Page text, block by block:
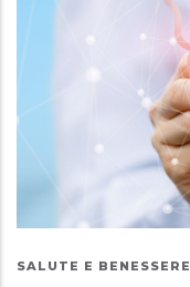
SALUTE E BENESSERE